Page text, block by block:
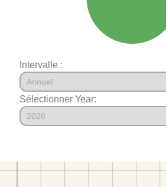
Intervalle :
Sélectionner Year: